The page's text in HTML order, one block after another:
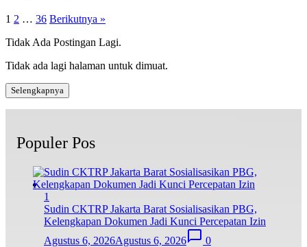
1 2 … 36 Berikutnya »
Tidak Ada Postingan Lagi.
Tidak ada lagi halaman untuk dimuat.
Selengkapnya
Populer Pos
1
Sudin CKTRP Jakarta Barat Sosialisasikan PBG,
Kelengkapan Dokumen Jadi Kunci Percepatan Izin
Agustus 6, 2026Agustus 6, 2026 0